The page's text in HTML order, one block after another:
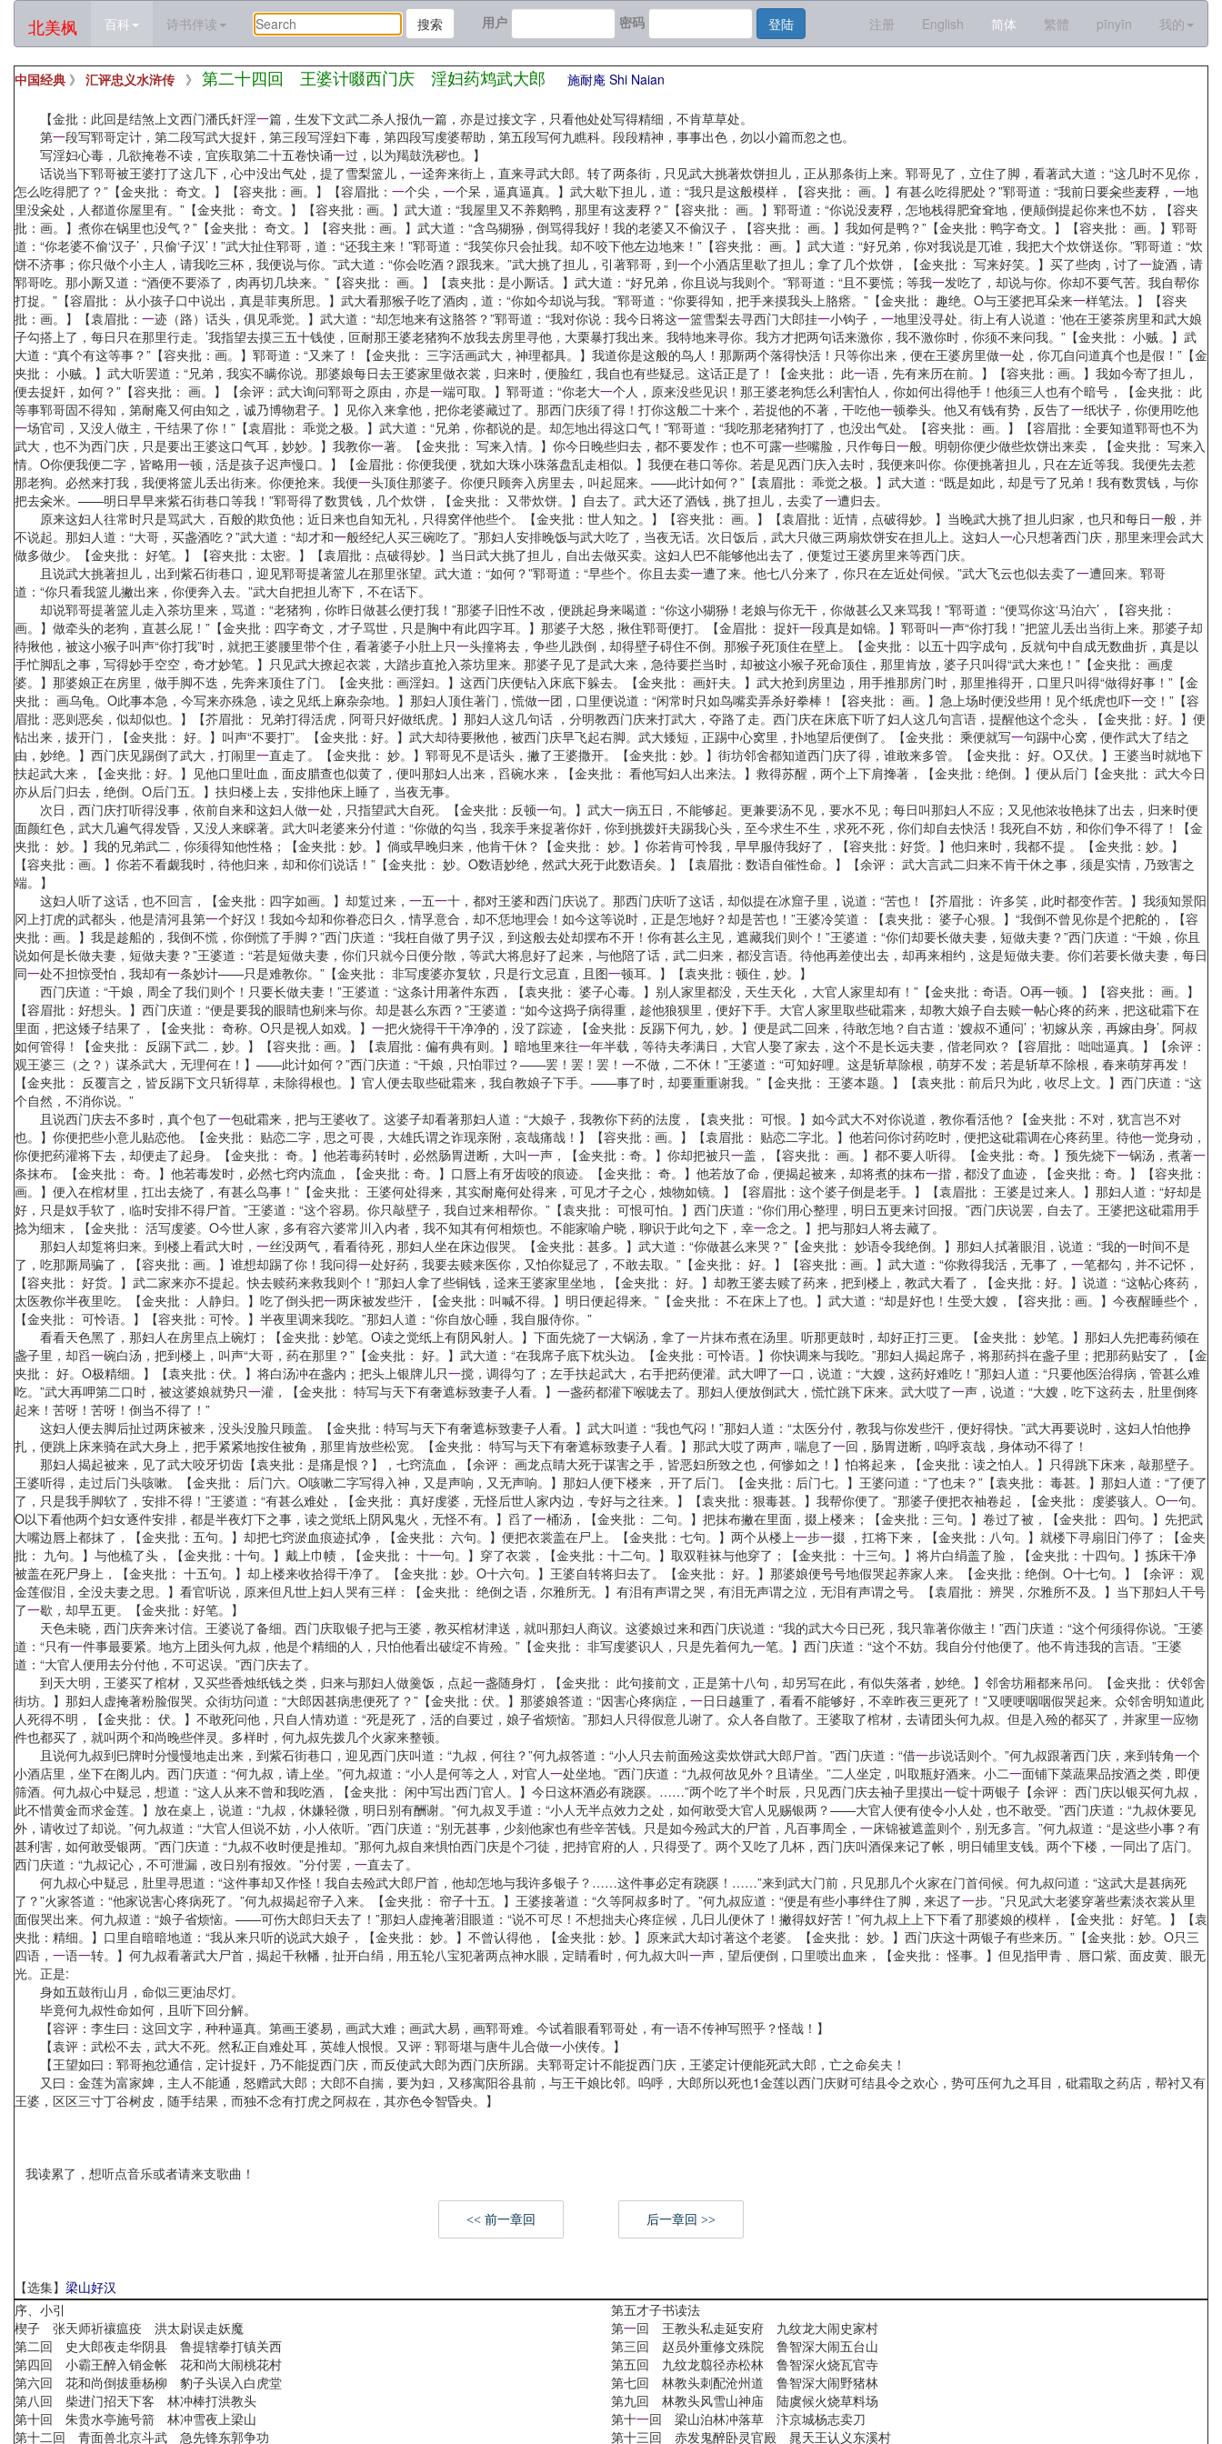
北美枫 百科 诗书伴读 搜索 用户 密码 登陆 注册 English 简体 繁體 pīnyīn 我的
中国经典 》 汇评忠义水浒传 》 第二十四回 王婆计啜西门庆 淫妇药鸩武大郎 施耐庵 Shi Naian
【金批：此回是结煞上文西门潘氏奸淫一篇，生发下文武二杀人报仇一篇，亦是过接文字，只看他处处写得精细，不肯草草处。
第一段写郓哥定计，第二段写武大捉奸，第三段写淫妇下毒，第四段写虔婆帮助，第五段写何九瞧科。段段精神，事事出色，勿以小篇而忽之也。
写淫妇心毒，几欲掩卷不读，宜疾取第二十五卷快诵一过，以为羯鼓洗秽也。】
话说当下郓哥被王婆打了这几下，心中没出气处，提了雪梨篮儿， 一迳奔来街上，直来寻武大郎。转了两条街，只见武大挑著炊饼担儿，正从那条街上来。郓哥见了，立住了脚，看著武大道：“这几时不见你，
怎么吃得肥了？”【金夹批： 奇文。】【容夹批：画。】【容眉批： 一个尖， 一个呆，逼真逼真。】武大歇下担儿，道：“我只是这般模样，【容夹批： 画。】有甚么吃得肥处？”郓哥道：“我前日要籴些麦稃， 一地
里没籴处，人都道你屋里有。”【金夹批： 奇文。】【容夹批：画。】武大道：“我屋里又不养鹅鸭，那里有这麦稃？”【容夹批： 画。】郓哥道：“你说没麦稃，怎地栈得肥耷耷地，便颠倒提起你来也不妨，【容夹
批：画。】煮你在锅里也没气？”【金夹批： 奇文。】【容夹批：画。】武大道：“含鸟猢狲，倒骂得我好！我的老婆又不偷汉子，【容夹批： 画。】我如何是鸭？”【金夹批：鸭字奇文。】【容夹批： 画。】郓哥
道：“你老婆不偷‘汉子’，只偷‘子汉’！”武大扯住郓哥，道：“还我主来！”郓哥道：“我笑你只会扯我。却不咬下他左边地来！”【容夹批： 画。】武大道：“好兄弟，你对我说是兀谁，我把大个炊饼送你。”郓哥道：“炊
饼不济事；你只做个小主人，请我吃三杯，我便说与你。”武大道：“你会吃酒？跟我来。”武大挑了担儿，引著郓哥，到一个小酒店里歇了担儿；拿了几个炊饼，【金夹批： 写来好笑。】买了些肉，讨了一旋酒，请
郓哥吃。那小厮又道：“酒便不要添了，肉再切几块来。”【容夹批： 画。】【袁夹批：是小厮话。】武大道：“好兄弟，你且说与我则个。”郓哥道：“且不要慌；等我一发吃了，却说与你。你却不要气苦。我自帮你
打捉。”【容眉批： 从小孩子口中说出，真是菲夷所思。】武大看那猴子吃了酒肉，道：“你如今却说与我。”郓哥道：“你要得知，把手来摸我头上胳瘩。”【金夹批： 趣绝。O与王婆把耳朵来一样笔法。】【容夹
批：画。】【袁眉批： 一迹（路）话头，俱见乖觉。】武大道：“却怎地来有这胳答？”郓哥道：“我对你说：我今日将这一篮雪梨去寻西门大郎挂一小钩子， 一地里没寻处。街上有人说道：‘他在王婆茶房里和武大娘
子勾搭上了，每日只在那里行走。’我指望去摸三五十钱使，叵耐那王婆老猪狗不放我去房里寻他，大栗暴打我出来。我特地来寻你。我方才把两句话来激你，我不激你时，你须不来问我。”【金夹批： 小贼。】武
大道：“真个有这等事？”【容夹批：画。】郓哥道：“又来了！【金夹批： 三字活画武大，神理都具。】我道你是这般的鸟人！那厮两个落得快活！只等你出来，便在王婆房里做一处，你兀自问道真个也是假！”【金
夹批： 小贼。】武大听罢道：“兄弟，我实不瞒你说。那婆娘每日去王婆家里做衣裳，归来时，便脸红，我自也有些疑忌。这话正是了！【金夹批： 此一语，先有来历在前。】【容夹批：画。】我如今寄了担儿，
便去捉奸，如何？”【容夹批： 画。】【余评：武大询问郓哥之原由，亦是一端可取。】郓哥道：“你老大一个人，原来没些见识！那王婆老狗恁么利害怕人，你如何出得他手！他须三人也有个暗号，【金夹批： 此
等事郓哥固不得知，第耐庵又何由知之，诚乃博物君子。】见你入来拿他，把你老婆藏过了。那西门庆须了得！打你这般二十来个，若捉他的不著，干吃他一顿拳头。他又有钱有势，反告了一纸状子，你便用吃他
一场官司，又没人做主，干结果了你！”【袁眉批： 乖觉之极。】武大道：“兄弟，你都说的是。却怎地出得这口气！”郓哥道：“我吃那老猪狗打了，也没出气处。【容夹批： 画。】【容眉批：全要知道郓哥也不为
武大，也不为西门庆，只是要出王婆这口气耳，妙妙。】我教你一著。【金夹批： 写来入情。】你今日晚些归去，都不要发作；也不可露一些嘴脸，只作每日一般。明朝你便少做些炊饼出来卖，【金夹批： 写来入
情。O你便我便二字，皆略用一顿，活是孩子迟声慢口。】【金眉批：你便我便，犹如大珠小珠落盘乱走相似。】我便在巷口等你。若是见西门庆入去时，我便来叫你。你便挑著担儿，只在左近等我。我便先去惹
那老狗。必然来打我，我便将篮儿丢出街来。你便抢来。我便一头顶住那婆子。你便只顾奔入房里去，叫起屈来。——此计如何？”【袁眉批： 乖觉之极。】武大道：“既是如此，却是亏了兄弟！我有数贯钱，与你
把去籴米。——明日早早来紫石街巷口等我！”郓哥得了数贯钱，几个炊饼，【金夹批： 又带炊饼。】自去了。武大还了酒钱，挑了担儿，去卖了一遭归去。
原来这妇人往常时只是骂武大，百般的欺负他；近日来也自知无礼，只得窝伴他些个。【金夹批：世人知之。】【容夹批： 画。】【袁眉批：近情，点破得妙。】当晚武大挑了担儿归家，也只和每日一般，并
不说起。那妇人道：“大哥，买盏酒吃？”武大道：“却才和一般经纪人买三碗吃了。”那妇人安排晚饭与武大吃了，当夜无话。次日饭后，武大只做三两扇炊饼安在担儿上。这妇人一心只想著西门庆，那里来理会武大
做多做少。【金夹批： 好笔。】【容夹批：太密。】【袁眉批：点破得妙。】当日武大挑了担儿，自出去做买卖。这妇人巴不能够他出去了，便踅过王婆房里来等西门庆。
且说武大挑著担儿，出到紫石街巷口，迎见郓哥提著篮儿在那里张望。武大道：“如何？”郓哥道：“早些个。你且去卖一遭了来。他七八分来了，你只在左近处伺候。”武大飞云也似去卖了一遭回来。郓哥
道：“你只看我篮儿撇出来，你便奔入去。”武大自把担儿寄下，不在话下。
却说郓哥提著篮儿走入茶坊里来，骂道：“老猪狗，你昨日做甚么便打我！”那婆子旧性不改，便跳起身来喝道：“你这小猢狲！老娘与你无干，你做甚么又来骂我！”郓哥道：“便骂你这‘马泊六’，【容夹批：
画。】做牵头的老狗，直甚么屁！”【金夹批：四字奇文，才子骂世，只是胸中有此四字耳。】那婆子大怒，揪住郓哥便打。【金眉批： 捉奸一段真是如锦。】郓哥叫一声“你打我！”把篮儿丢出当街上来。那婆子却
待揪他，被这小猴子叫声“你打我”时，就把王婆腰里带个住，看著婆子小肚上只一头撞将去，争些儿跌倒，却得壁子碍住不倒。那猴子死顶住在壁上。【金夹批： 以五十四字成句，反就句中自成无数曲折，真是以
手忙脚乱之事，写得妙手空空，奇才妙笔。】只见武大撩起衣裳，大踏步直抢入茶坊里来。那婆子见了是武大来，急待要拦当时，却被这小猴子死命顶住，那里肯放，婆子只叫得“武大来也！”【金夹批： 画虔
婆。】那婆娘正在房里，做手脚不迭，先奔来顶住了门。【金夹批：画淫妇。】这西门庆便钻入床底下躲去。【金夹批： 画奸夫。】武大抢到房里边，用手推那房门时，那里推得开，口里只叫得“做得好事！”【金
夹批： 画乌龟。O此事本急，今写来亦殊急，读之见纸上麻杂杂地。】那妇人顶住著门，慌做一团，口里便说道：“闲常时只如鸟嘴卖弄杀好拳棒！【容夹批： 画。】急上场时便没些用！见个纸虎也吓一交！”【容
眉批：恶则恶矣，似却似也。】【芥眉批： 兄弟打得活虎，阿哥只好做纸虎。】那妇人这几句话 ，分明教西门庆来打武大，夺路了走。西门庆在床底下听了妇人这几句言语，提醒他这个念头，【金夹批：好。】便
钻出来，拔开门，【金夹批： 好。】叫声“不要打”。【金夹批：好。】武大却待要揪他，被西门庆早飞起右脚。武大矮短，正踢中心窝里，扑地望后便倒了。【金夹批： 乘便就写一句踢中心窝，便作武大了结之
由，妙绝。】西门庆见踢倒了武大，打闹里一直走了。【金夹批： 妙。】郓哥见不是话头，撇了王婆撒开。【金夹批：妙。】街坊邻舍都知道西门庆了得，谁敢来多管。【金夹批： 好。O又伏。】王婆当时就地下
扶起武大来，【金夹批：好。】见他口里吐血，面皮腊查也似黄了，便叫那妇人出来，舀碗水来，【金夹批： 看他写妇人出来法。】救得苏醒，两个上下肩搀著，【金夹批：绝倒。】便从后门【金夹批： 武大今日
亦从后门归去，绝倒。O后门五。】扶归楼上去，安排他床上睡了，当夜无事。
次日，西门庆打听得没事，依前自来和这妇人做一处，只指望武大自死。【金夹批：反顿一句。】武大一病五日，不能够起。更兼要汤不见，要水不见；每日叫那妇人不应；又见他浓妆艳抹了出去，归来时便
面颜红色，武大几遍气得发昏，又没人来睬著。武大叫老婆来分付道：“你做的勾当，我亲手来捉著你奸，你到挑拨奸夫踢我心头，至今求生不生，求死不死，你们却自去快活！我死自不妨，和你们争不得了！【金
夹批： 妙。】我的兄弟武二，你须得知他性格；【金夹批：妙。】倘或早晚归来，他肯干休？【金夹批： 妙。】你若肯可怜我，早早服侍我好了，【容夹批：好货。】他归来时，我都不提 。【金夹批：妙。】
【容夹批：画。】你若不看觑我时，待他归来，却和你们说话！”【金夹批： 妙。O数语妙绝，然武大死于此数语矣。】【袁眉批：数语自催性命。】【余评： 武大言武二归来不肯干休之事，须是实情，乃致害之
端。】
这妇人听了这话，也不回言，【金夹批：四字如画。】却踅过来， 一五一十，都对王婆和西门庆说了。那西门庆听了这话，却似提在冰窟子里，说道：“苦也！【芥眉批： 许多笑，此时都变作苦。】我须知景阳
冈上打虎的武都头，他是清河县第一个好汉！我如今却和你眷恋日久，情孚意合，却不恁地理会！如今这等说时，正是怎地好？却是苦也！”王婆冷笑道：【袁夹批： 婆子心狠。】“我倒不曾见你是个把舵的，【容
夹批：画。】我是趁船的，我倒不慌，你倒慌了手脚？”西门庆道：“我枉自做了男子汉，到这般去处却摆布不开！你有甚么主见，遮藏我们则个！”王婆道：“你们却要长做夫妻，短做夫妻？”西门庆道：“干娘，你且
说如何是长做夫妻，短做夫妻？”王婆道：“若是短做夫妻，你们只就今日便分散，等武大将息好了起来，与他陪了话，武二归来，都没言语。待他再差使出去，却再来相约，这是短做夫妻。你们若要长做夫妻，每日
同一处不担惊受怕，我却有一条妙计——只是难教你。”【金夹批： 非写虔婆亦复软，只是行文忌直，且图一顿耳。】【袁夹批：顿住，妙。】
西门庆道：“干娘，周全了我们则个！只要长做夫妻！”王婆道：“这条计用著件东西，【袁夹批： 婆子心毒。】别人家里都没，天生天化 ，大官人家里却有！”【金夹批：奇语。O再一顿。】【容夹批： 画。】
【容眉批：好想头。】西门庆道：“便是要我的眼睛也剜来与你。却是甚么东西？”王婆道：“如今这捣子病得重，趁他狼狈里，便好下手。大官人家里取些砒霜来，却教大娘子自去赎一帖心疼的药来，把这砒霜下在
里面，把这矮子结果了，【金夹批： 奇称。O只是视人如戏。】 一把火烧得干干净净的，没了踪迹，【金夹批：反踢下何九，妙。】便是武二回来，待敢怎地？自古道：‘嫂叔不通问’；‘初嫁从亲，再嫁由身’。阿叔
如何管得！【金夹批： 反踢下武二，妙。】【容夹批：画。】【袁眉批：偏有典有则。】暗地里来往一年半载，等待夫孝满日，大官人娶了家去，这个不是长远夫妻，偕老同欢？【容眉批： 咄咄逼真。】【余评：
观王婆三（之？）谋杀武大，无理何在！】——此计如何？”西门庆道：“干娘，只怕罪过？——罢！罢！罢！ 一不做，二不休！”王婆道：“可知好哩。这是斩草除根，萌芽不发；若是斩草不除根，春来萌芽再发！
【金夹批： 反覆言之，皆反踢下文只斩得草，未除得根也。】官人便去取些砒霜来，我自教娘子下手。——事了时，却要重重谢我。”【金夹批： 王婆本题。】【袁夹批：前后只为此，收尽上文。】西门庆道：“这
个自然，不消你说。”
且说西门庆去不多时，真个包了一包砒霜来，把与王婆收了。这婆子却看著那妇人道：“大娘子，我教你下药的法度，【袁夹批： 可恨。】如今武大不对你说道，教你看活他？【金夹批：不对，犹言岂不对
也。】你便把些小意儿贴恋他。【金夹批： 贴恋二字，思之可畏，大雄氏谓之诈现亲附，哀哉痛哉！】【容夹批：画。】【袁眉批： 贴恋二字北。】他若问你讨药吃时，便把这砒霜调在心疼药里。待他一觉身动，
你便把药灌将下去，却便走了起身。【金夹批： 奇。】他若毒药转时，必然肠胃迸断，大叫一声，【金夹批：奇。】你却把被只一盖，【容夹批： 画。】都不要人听得。【金夹批：奇。】预先烧下一锅汤，煮著一
条抹布。【金夹批： 奇。】他若毒发时，必然七窍内流血，【金夹批：奇。】口唇上有牙齿咬的痕迹。【金夹批： 奇。】他若放了命，便揭起被来，却将煮的抹布一揩，都没了血迹，【金夹批：奇。】【容夹批：
画。】便入在棺材里，扛出去烧了，有甚么鸟事！”【金夹批： 王婆何处得来，其实耐庵何处得来，可见才子之心，烛物如镜。】【容眉批：这个婆子倒是老手。】【袁眉批： 王婆是过来人。】那妇人道：“好却是
好，只是奴手软了，临时安排不得尸首。”王婆道：“这个容易。你只敲壁子，我自过来相帮你。”【袁夹批： 可恨可怕。】西门庆道：“你们用心整理，明日五更来讨回报。”西门庆说罢，自去了。王婆把这砒霜用手
捻为细末，【金夹批： 活写虔婆。O今世人家，多有容六婆常川入内者，我不知其有何相烦也。不能家喻户晓，聊识于此句之下，幸一念之。】把与那妇人将去藏了。
那妇人却踅将归来。到楼上看武大时， 一丝没两气，看看待死，那妇人坐在床边假哭。【金夹批：甚多。】武大道：“你做甚么来哭？”【金夹批： 妙语令我绝倒。】那妇人拭著眼泪，说道：“我的一时间不是
了，吃那厮局骗了，【容夹批：画。】谁想却踢了你！我问得一处好药，我要去赎来医你，又怕你疑忌了，不敢去取。”【金夹批： 好。】【容夹批：画。】武大道：“你救得我活，无事了， 一笔都勾，并不记怀，
【容夹批： 好货。】武二家来亦不提起。快去赎药来救我则个！”那妇人拿了些铜钱，迳来王婆家里坐地，【金夹批： 好。】却教王婆去赎了药来，把到楼上，教武大看了，【金夹批：好。】说道：“这帖心疼药，
太医教你半夜里吃。【金夹批： 人静归。】吃了倒头把一两床被发些汗，【金夹批：叫喊不得。】明日便起得来。”【金夹批： 不在床上了也。】武大道：“却是好也！生受大嫂，【容夹批：画。】今夜醒睡些个，
【金夹批： 可怜语。】【容夹批：可怜。】半夜里调来我吃。”那妇人道：“你自放心睡，我自服侍你。”
看看天色黑了，那妇人在房里点上碗灯；【金夹批：妙笔。O读之觉纸上有阴风射人。】下面先烧了一大锅汤，拿了一片抹布煮在汤里。听那更鼓时，却好正打三更。【金夹批： 妙笔。】那妇人先把毒药倾在
盏子里，却舀一碗白汤，把到楼上，叫声“大哥，药在那里？”【金夹批： 好。】武大道：“在我席子底下枕头边。【金夹批：可怜语。】你快调来与我吃。”那妇人揭起席子，将那药抖在盏子里；把那药贴安了，【金
夹批： 好。O极精细。】【袁夹批：伏。】将白汤冲在盏内；把头上银牌儿只一搅，调得匀了；左手扶起武大，右手把药便灌。武大呷了一口，说道：“大嫂，这药好难吃！”那妇人道：“只要他医治得病，管甚么难
吃。”武大再呷第二口时，被这婆娘就势只一灌，【金夹批： 特写与天下有奢遮标致妻子人看。】 一盏药都灌下喉咙去了。那妇人便放倒武大，慌忙跳下床来。武大哎了一声，说道：“大嫂，吃下这药去，肚里倒疼
起来！苦呀！苦呀！倒当不得了！”
这妇人便去脚后扯过两床被来，没头没脸只顾盖。【金夹批：特写与天下有奢遮标致妻子人看。】武大叫道：“我也气闷！”那妇人道：“太医分付，教我与你发些汗，便好得快。”武大再要说时，这妇人怕他挣
扎，便跳上床来骑在武大身上，把手紧紧地按住被角，那里肯放些松宽。【金夹批： 特写与天下有奢遮标致妻子人看。】那武大哎了两声，喘息了一回，肠胃迸断，呜呼哀哉，身体动不得了！
那妇人揭起被来，见了武大咬牙切齿【袁夹批：是痛是恨？】，七窍流血，【余评： 画龙点睛大死于谋害之手，皆恶妇所致之也，何惨如之！】怕将起来，【金夹批：读之怕人。】只得跳下床来，敲那壁子。
王婆听得，走过后门头咳嗽。【金夹批： 后门六。O咳嗽二字写得入神，又是声响，又无声响。】那妇人便下楼来 ，开了后门。【金夹批：后门七。】王婆问道：“了也未？”【袁夹批： 毒甚。】那妇人道：“了便了
了，只是我手脚软了，安排不得！”王婆道：“有甚么难处，【金夹批： 真好虔婆，无怪后世人家内边，专好与之往来。】【袁夹批：狠毒甚。】我帮你便了。”那婆子便把衣袖卷起，【金夹批： 虔婆骇人。O一句。
O以下看他两个妇女逐件安排，都是半夜灯下之事，读之觉纸上阴风鬼火，无怪不有。】舀了一桶汤，【金夹批： 二句。】把抹布撇在里面，掇上楼来；【金夹批：三句。】卷过了被，【金夹批： 四句。】先把武
大嘴边唇上都抹了，【金夹批：五句。】却把七窍淤血痕迹拭净，【金夹批： 六句。】便把衣裳盖在尸上。【金夹批：七句。】两个从楼上一步一掇 ，扛将下来，【金夹批：八句。】就楼下寻扇旧门停了；【金夹
批： 九句。】与他梳了头，【金夹批：十句。】戴上巾帻，【金夹批： 十一句。】穿了衣裳，【金夹批：十二句。】取双鞋袜与他穿了；【金夹批： 十三句。】将片白绢盖了脸，【金夹批：十四句。】拣床干净
被盖在死尸身上，【金夹批： 十五句。】却上楼来收拾得干净了。【金夹批：妙。O十六句。】王婆自转将归去了。【金夹批： 好。】那婆娘便号号地假哭起养家人来。【金夹批：绝倒。O十七句。】【余评： 观
金莲假泪，全没夫妻之思。】看官听说，原来但凡世上妇人哭有三样：【金夹批： 绝倒之语，尔雅所无。】有泪有声谓之哭，有泪无声谓之泣，无泪有声谓之号。【袁眉批： 辨哭，尔雅所不及。】当下那妇人干号
了一歇，却早五更。【金夹批：好笔。】
天色未晓，西门庆奔来讨信。王婆说了备细。西门庆取银子把与王婆，教买棺材津送，就叫那妇人商议。这婆娘过来和西门庆说道：“我的武大今日已死，我只靠著你做主！”西门庆道：“这个何须得你说。”王婆
道：“只有一件事最要紧。地方上团头何九叔，他是个精细的人，只怕他看出破绽不肯殓。”【金夹批： 非写虔婆识人，只是先着何九一笔。】西门庆道：“这个不妨。我自分付他便了。他不肯违我的言语。”王婆
道：“大官人便用去分付他，不可迟误。”西门庆去了。
到天大明，王婆买了棺材，又买些香烛纸钱之类，归来与那妇人做羹饭，点起一盏随身灯，【金夹批： 此句接前文，正是第十八句，却另写在此，有似失落者，妙绝。】邻舍坊厢都来吊问。【金夹批： 伏邻舍
街坊。】那妇人虚掩著粉脸假哭。众街坊问道：“大郎因甚病患便死了？”【金夹批：伏。】那婆娘答道：“因害心疼病症， 一日日越重了，看看不能够好，不幸昨夜三更死了！”又哽哽咽咽假哭起来。众邻舍明知道此
人死得不明，【金夹批： 伏。】不敢死问他，只自人情劝道：“死是死了，活的自要过，娘子省烦恼。”那妇人只得假意儿谢了。众人各自散了。王婆取了棺材，去请团头何九叔。但是入殓的都买了，并家里一应物
件也都买了，就叫两个和尚晚些伴灵。多样时，何九叔先拨几个火家来整顿。
且说何九叔到巳牌时分慢慢地走出来，到紫石街巷口，迎见西门庆叫道：“九叔，何往？”何九叔答道：“小人只去前面殓这卖炊饼武大郎尸首。”西门庆道：“借一步说话则个。”何九叔跟著西门庆，来到转角一个
小酒店里，坐下在阁儿内。西门庆道：“何九叔，请上坐。”何九叔道：“小人是何等之人，对官人一处坐地。”西门庆道：“九叔何故见外？且请坐。”二人坐定，叫取瓶好酒来。小二一面铺下菜蔬果品按酒之类，即便
筛酒。何九叔心中疑忌，想道：“这人从来不曾和我吃酒，【金夹批： 闲中写出西门官人。】今日这杯酒必有跷蹊。……”两个吃了半个时辰，只见西门庆去袖子里摸出一锭十两银子【余评： 西门庆以银买何九叔，
此不惜黄金而求金莲。】放在桌上，说道：“九叔，休嫌轻微，明日别有酬谢。”何九叔叉手道：“小人无半点效力之处，如何敢受大官人见赐银两？——大官人便有使令小人处，也不敢受。”西门庆道：“九叔休要见
外，请收过了却说。”何九叔道：“大官人但说不妨，小人依听。”西门庆道：“别无甚事，少刻他家也有些辛苦钱。只是如今殓武大的尸首，凡百事周全， 一床锦被遮盖则个，别无多言。”何九叔道：“是这些小事？有
甚利害，如何敢受银两。”西门庆道：“九叔不收时便是推却。”那何九叔自来惧怕西门庆是个刁徒，把持官府的人，只得受了。两个又吃了几杯，西门庆叫酒保来记了帐，明日铺里支钱。两个下楼， 一同出了店门。
西门庆道：“九叔记心，不可泄漏，改日别有报效。”分付罢， 一直去了。
何九叔心中疑忌，肚里寻思道：“这件事却又作怪！我自去殓武大郎尸首，他却怎地与我许多银子？……这件事必定有跷蹊！……”来到武大门前，只见那几个火家在门首伺候。何九叔问道：“这武大是甚病死
了？”火家答道：“他家说害心疼病死了。”何九叔揭起帘子入来。【金夹批： 帘子十五。】王婆接著道：“久等阿叔多时了。”何九叔应道：“便是有些小事绊住了脚，来迟了一步。”只见武大老婆穿著些素淡衣裳从里
面假哭出来。何九叔道：“娘子省烦恼。——可伤大郎归天去了！”那妇人虚掩著泪眼道：“说不可尽！不想拙夫心疼症候，几日儿便休了！撇得奴好苦！”何九叔上上下下看了那婆娘的模样，【金夹批： 好笔。】【袁
夹批：精细。】口里自暗暗地道：“我从来只听的说武大娘子，【金夹批： 妙。】不曾认得他，【金夹批：妙。】原来武大却讨著这个老婆。【金夹批： 妙。】西门庆这十两银子有些来历。”【金夹批：妙。O只三
四语， 一语一转。】何九叔看著武大尸首，揭起千秋幡，扯开白绢，用五轮八宝犯著两点神水眼，定睛看时，何九叔大叫一声，望后便倒，口里喷出血来，【金夹批： 怪事。】但见指甲青 、唇口紫、面皮黄、眼无
光。正是:
身如五鼓衔山月，命似三更油尽灯。
毕竟何九叔性命如何，且听下回分解。
【容评：李生曰：这回文字，种种逼真。第画王婆易，画武大难；画武大易，画郓哥难。今试着眼看郓哥处，有一语不传神写照乎？怪哉！】
【袁评：武松不去，武大不死。然私正自难处耳，英雄人恨恨。又评：郓哥堪与唐牛儿合做一小侠传。】
【王望如曰：郓哥抱忿通信，定计捉奸，乃不能捉西门庆，而反使武大郎为西门庆所踢。夫郓哥定计不能捉西门庆，王婆定计便能死武大郎，亡之命矣夫！
又曰：金莲为富家婢，主人不能通，怒赠武大郎；大郎不自揣，要为妇，又移寓阳谷县前，与王干娘比邻。呜呼，大郎所以死也1金莲以西门庆财可结县令之欢心，势可压何九之耳目，砒霜取之药店，帮衬又有
王婆，区区三寸丁谷树皮，随手结果，而独不念有打虎之阿叔在，其亦色令智昏央。】
我读累了，想听点音乐或者请来支歌曲！
<< 前一章回 后一章回 >>
【选集】 梁山好汉
序、小引
第五才子书读法
楔子 张天师祈禳瘟疫 洪太尉误走妖魔
第一回 王教头私走延安府 九纹龙大闹史家村
第二回 史大郎夜走华阴县 鲁提辖拳打镇关西
第三回 赵员外重修文殊院 鲁智深大闹五台山
第四回 小霸王醉入销金帐 花和尚大闹桃花村
第五回 九纹龙翦径赤松林 鲁智深火烧瓦官寺
第六回 花和尚倒拔垂杨柳 豹子头误入白虎堂
第七回 林教头刺配沧州道 鲁智深大闹野猪林
第八回 柴进门招天下客 林冲棒打洪教头
第九回 林教头风雪山神庙 陆虞候火烧草料场
第十回 朱贵水亭施号箭 林冲雪夜上梁山
第十一回 梁山泊林冲落草 汴京城杨志卖刀
第十二回 青面兽北京斗武 急先锋东郭争功
第十三回 赤发鬼醉卧灵官殿 晁天王认义东溪村